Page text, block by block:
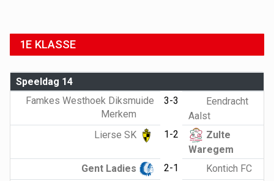
1E KLASSE
Speeldag 14
Famkes Westhoek Diksmuide
Merkem
3-3
Eendracht
Aalst
Lierse SK
1-2
Zulte
Waregem
Gent Ladies
2-1
Kontich FC